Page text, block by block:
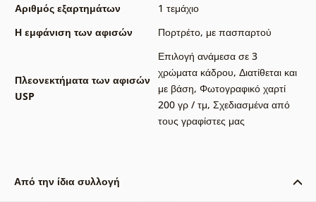
Αριθμός εξαρτημάτων
1 τεμάχιο
Η εμφάνιση των αφισών
Πορτρέτο, με πασπαρτού
Πλεονεκτήματα των αφισών
USP
Επιλογή ανάμεσα σε 3
χρώματα κάδρου, Διατίθεται και
με βάση, Φωτογραφικό χαρτί
200 γρ / τμ, Σχεδιασμένα από
τους γραφίστες μας
Από την ίδια συλλογή